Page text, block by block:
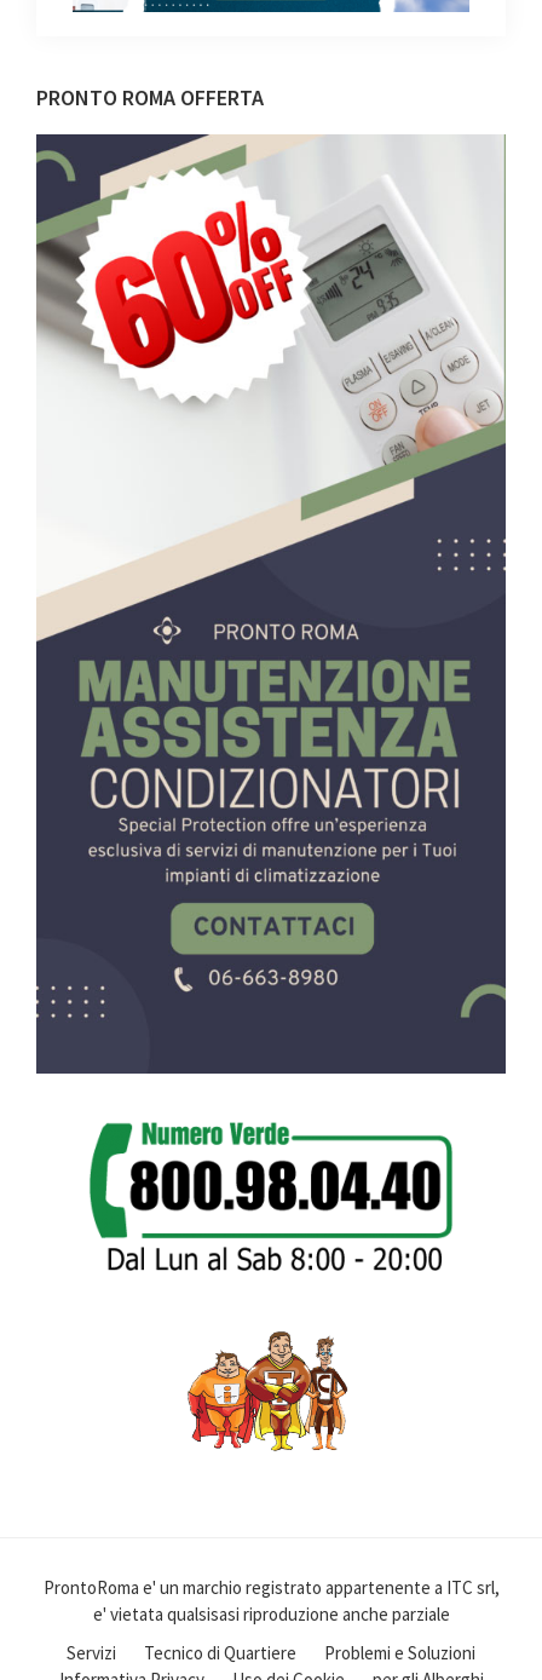
Barra
laterale
primaria
PRONTO ROMA OFFERTA
ProntoRoma e' un marchio registrato appartenente a ITC srl,
e' vietata qualsisasi riproduzione anche parziale
Servizi
Tecnico di Quartiere
Problemi e Soluzioni